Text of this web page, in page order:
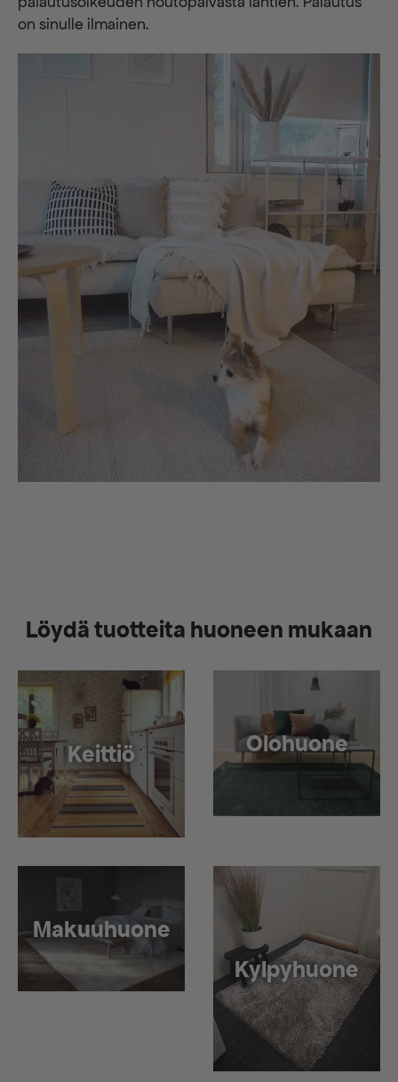
on sinulle ilmainen.
Löydä tuotteita huoneen mukaan
Keittiö Olohuone
Makuuhuone
Kylpyhuone